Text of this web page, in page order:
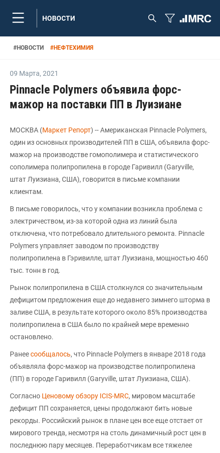
НОВОСТИ
#НОВОСТИ #НЕФТЕХИМИЯ
09 Марта, 2021
Pinnacle Polymers объявила форс-
мажор на поставки ПП в Луизиане
МОСКВА (Маркет Репорт) -- Американская Pinnacle Polymers,
один из основных производителей ПП в США, объявила форс-
мажор на производстве гомополимера и статистического
сополимера полипропилена в городе Гаривилл (Garyville,
штат Луизиана, США), говорится в письме компании
клиентам.
В письме говорилось, что у компании возникла проблема с
электричеством, из-за которой одна из линий была
отключена, что потребовало длительного ремонта. Pinnacle
Polymers управляет заводом по производству
полипропилена в Гэривилле, штат Луизиана, мощностью 460
тыс. тонн в год.
Рынок полипропилена в США столкнулся со значительным
дефицитом предложения еще до недавнего зимнего шторма в
заливе США, в результате которого около 85% производства
полипропилена в США было по крайней мере временно
остановлено.
Ранеесообщалось, что Pinnacle Polymers в январе 2018 года
объявляла форс-мажор на производстве полипропилена
(ПП) в городе Гаривилл (Garyville, штат Луизиана, США).
Согласно Ценовому обзору ICIS-MRC, мировом масштабе
дефицит ПП сохраняется, цены продолжают бить новые
рекорды. Российский рынок в плане цен все еще отстает от
мирового тренда, несмотря на столь динамичный рост цен в
последнюю пару месяцев. Переработчикам все тяжелее